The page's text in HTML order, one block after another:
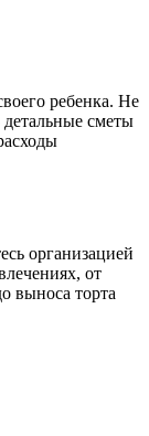
ребенка. Не
сметы
организацией
от
выноса торта